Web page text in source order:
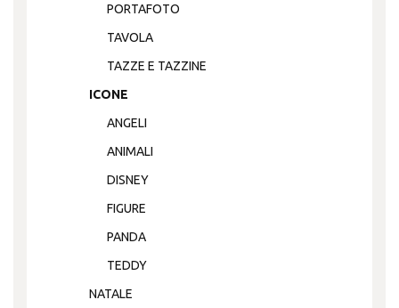
PORTAFOTO
TAVOLA
TAZZE E TAZZINE
ICONE
ANGELI
ANIMALI
DISNEY
FIGURE
PANDA
TEDDY
NATALE